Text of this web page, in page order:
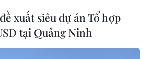
xuất siêu dự án Tổ hợp
tại Quảng Ninh